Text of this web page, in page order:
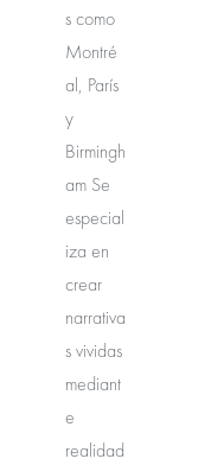
s como
Montré
al, París
y
Birmingh
am Se
especial
iza en
crear
narrativa
s vividas
mediant
e
realidad